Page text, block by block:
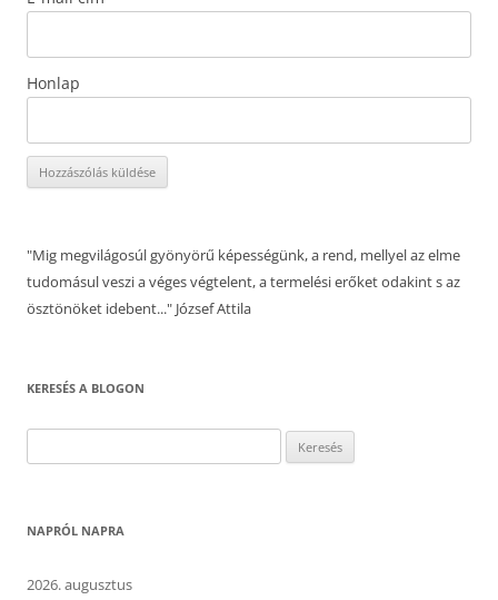
Honlap
"Mig megvilágosúl gyönyörű képességünk, a rend, mellyel az elme
tudomásul veszi a véges végtelent, a termelési erőket odakint s az
ösztönöket idebent..." József Attila
KERESÉS A BLOGON
NAPRÓL NAPRA
2026. augusztus